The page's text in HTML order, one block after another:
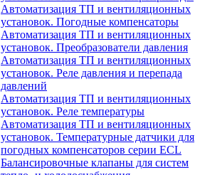
Автоматизация ТП и вентиляционных
установок. Погодные компенсаторы
Автоматизация ТП и вентиляционных
установок. Преобразователи давления
Автоматизация ТП и вентиляционных
установок. Реле давления и перепада
давлений
Автоматизация ТП и вентиляционных
установок. Реле температуры
Автоматизация ТП и вентиляционных
установок. Температурные датчики для
погодных компенсаторов серии ECL
Балансировочные клапаны для систем